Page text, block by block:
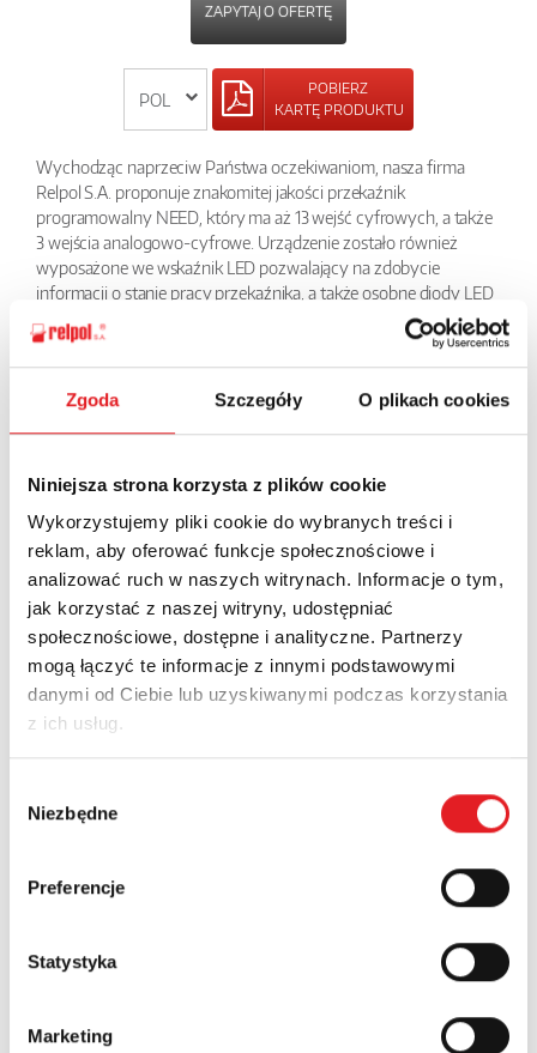
Zgoda Szczegóły O plikach cookies
Niniejsza strona korzysta z plików cookie
Wykorzystujemy pliki cookie do wybranych treści i
reklam, aby oferować funkcje społecznościowe i
analizować ruch w naszych witrynach. Informacje o tym,
jak korzystać z naszej witryny, udostępniać
społecznościowe, dostępne i analityczne. Partnerzy
mogą łączyć te informacje z innymi podstawowymi
danymi od Ciebie lub uzyskiwanymi podczas korzystania
z ich usług.
zgody
Niezbędne
Preferencje
Statystyka
Marketing
ZAPYTAJ O OFERTĘ
POBIERZ
KARTĘ PRODUKTU
Wychodząc naprzeciw Państwa oczekiwaniom, nasza firma
Relpol S.A. proponuje znakomitej jakości przekaźnik
programowalny NEED, który ma aż 13 wejść cyfrowych, a także
3 wejścia analogowo-cyfrowe. Urządzenie zostało również
wyposażone we wskaźnik LED pozwalający na zdobycie
informacji o stanie pracy przekaźnika, a także osobne diody LED
dla każdego wejścia i wyjścia, które informują o stanie każdego z
nich. NEED – przekaźnik programowalny pozwala na
programowanie zarówno w języku STL, jak i LAD, a umożliwia to
darmowy program PC NEED.
POWRÓT
Zapytaj o szczegóły oferty
Imię i nazwisko: *
Adres e-mail: *